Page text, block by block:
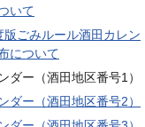
いて
版ごみルール酒田カレン
について
ダー（酒田地区番号1）
ダー（酒田地区番号2）